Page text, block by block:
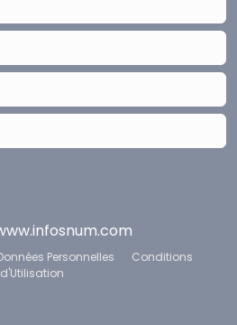
Personnelles
Conditions
d'Utilisation